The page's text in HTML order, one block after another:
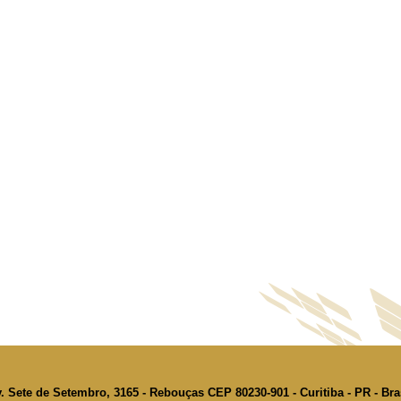
Sete de Setembro, 3165 - Rebouças CEP 80230-901 - Curitiba - PR -